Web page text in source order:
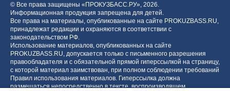
© Все права защищены «ПРОКУЗБАСС.РУ», 2026.
Информационная продукция запрещена для детей.
Все права на материалы, опубликованные на сайте PROKUZBASS.RU,
принадлежат редакции и охраняются в соответствии с
законодательством РФ.
Использование материалов, опубликованных на сайте
PROKUZBASS.RU, допускается только с письменного разрешения
правообладателя и с обязательной прямой гиперссылкой на страницу,
с которой материал заимствован, при полном соблюдении требований
Правил использования материалов. Гиперссылка должна
размещаться непосредственно в тексте, воспроизводящем